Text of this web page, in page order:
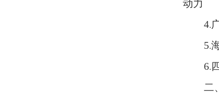
动力
4.
5.
6.
二